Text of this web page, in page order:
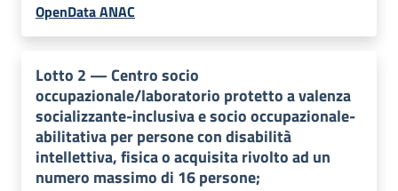
OpenData ANAC
Lotto 2 —Centro socio
occupazionale/laboratorio protetto a valenza
socializzante-inclusiva e socio occupazionale-
abilitativa per persone con disabilità
intellettiva, fisica o acquisita rivolto ad un
numero massimo di 16 persone;